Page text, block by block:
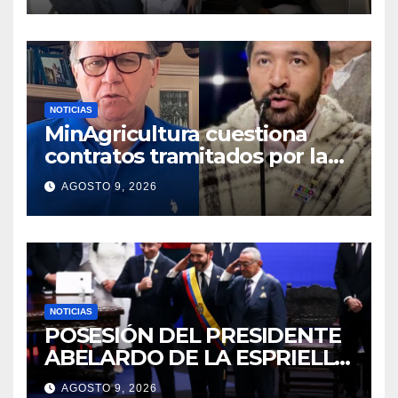
NOTICIAS
MinAgricultura cuestiona
contratos tramitados por la
Agencia de Desarrollo Rural
durante jornada del sábado
AGOSTO 9, 2026
NOTICIAS
POSESIÓN DEL PRESIDENTE
ABELARDO DE LA ESPRIELLA
2026 – 2030
AGOSTO 9, 2026